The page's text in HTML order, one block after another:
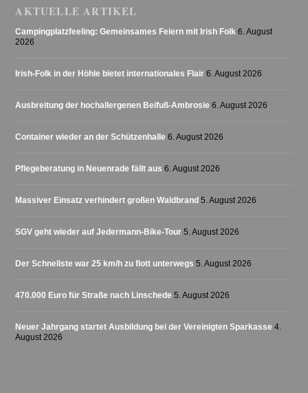
AKTUELLE ARTIKEL
Campingplatzfeeling: Gemeinsames Feiern mit Irish Folk 6. August
2026
Irish-Folk in der Höhle bietet internationales Flair 6. August 2026
Ausbreitung der hochallergenen Beifuß-Ambrosie 6. August 2026
Container wieder an der Schützenhalle 6. August 2026
Pflegeberatung in Neuenrade fällt aus 6. August 2026
Massiver Einsatz verhindert großen Waldbrand 5. August 2026
SGV geht wieder auf Jedermann-Bike-Tour 5. August 2026
Der Schnellste war 25 km/h zu flott unterwegs 5. August 2026
470.000 Euro für Straße nach Linschede 5. August 2026
Neuer Jahrgang startet Ausbildung bei der Vereinigten Sparkasse 4.
August 2026